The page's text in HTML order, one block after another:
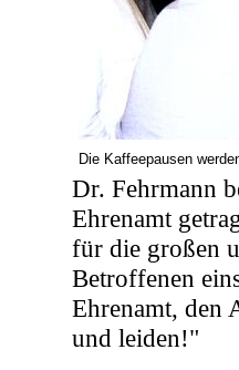
Die Kaffeepausen
Dr. Fehrmann
Ehrenamt
für die großen
Betroffenen
Ehrenamt, den
und leiden!"